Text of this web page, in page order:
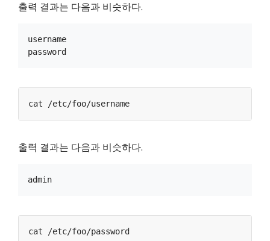
출력 결과는 다음과 비슷하다.
username
출력 결과는 다음과 비슷하다.